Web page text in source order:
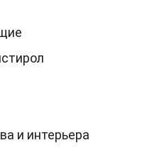
и интерьера